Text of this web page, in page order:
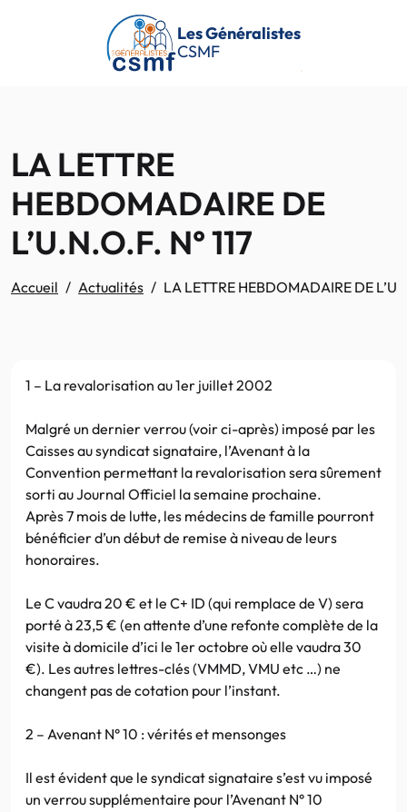
Passer au contenu principal
Les Généralistes
CSMF
LA LETTRE
HEBDOMADAIRE DE
L’U.N.O.F. N° 117
Accueil Actualités LA LETTRE HEBDOMADAIRE DE
1 – La revalorisation au 1er juillet 2002
Malgré un dernier verrou (voir ci-après) imposé par les
Caisses au syndicat signataire, l’Avenant à la
Convention permettant la revalorisation sera sûrement
sorti au Journal Officiel la semaine prochaine.
Après 7 mois de lutte, les médecins de famille pourront
bénéficier d’un début de remise à niveau de leurs
honoraires.
Le C vaudra 20 € et le C+ ID (qui remplace de V) sera
porté à 23,5 € (en attente d’une refonte complète de la
visite à domicile d’ici le 1er octobre où elle vaudra 30
€). Les autres lettres-clés (VMMD, VMU etc …) ne
changent pas de cotation pour l’instant.
2 – Avenant N° 10 : vérités et mensonges
Il est évident que le syndicat signataire s’est vu imposé
un verrou supplémentaire pour l’Avenant N° 10